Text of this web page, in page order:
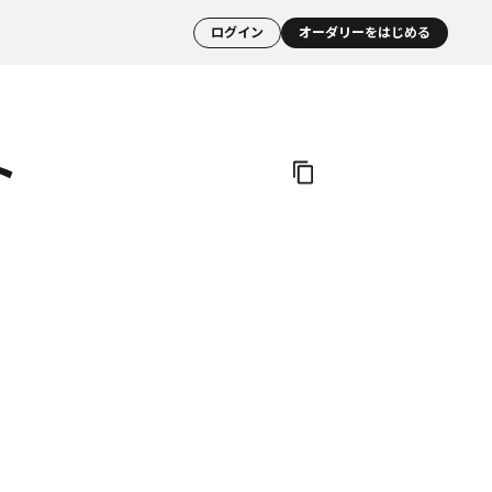
ログイン オーダリーをはじめる